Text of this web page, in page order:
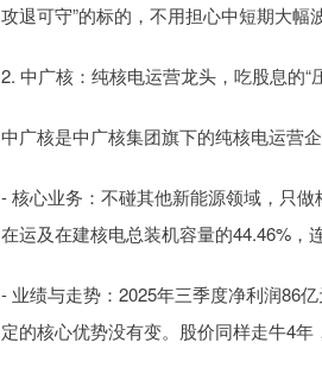
攻退可守”的标的，不用担心中短期大幅波
2. 中广核：纯核电运营龙头，吃股息的“
中广核是中广核集团旗下的纯核电运营
- 核心业务：不碰其他新能源领域，只
在运及在建核电总装机容量的44.46%，
- 业绩与走势：2025年三季度净利润86
定的核心优势没有变。股价同样走牛4年